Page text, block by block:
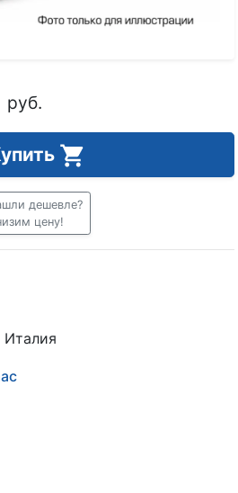
руб.
дешевле?
цену!
Италия